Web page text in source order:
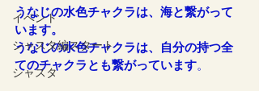
イベント
シャスタ編スタート
シャスタ
うなじの水色チャクラは、海と繋がって
います。
うなじの水色チャクラは、自分の持つ全
てのチャクラとも繋がっています。